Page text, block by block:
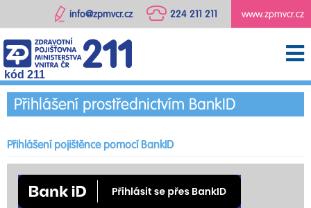
www.zpmvcr.cz
224 211 211
info@zpmvcr.cz
kód 211
Přihlášení prostřednictvím BankID
Přihlášení pojištěnce pomocí BankID